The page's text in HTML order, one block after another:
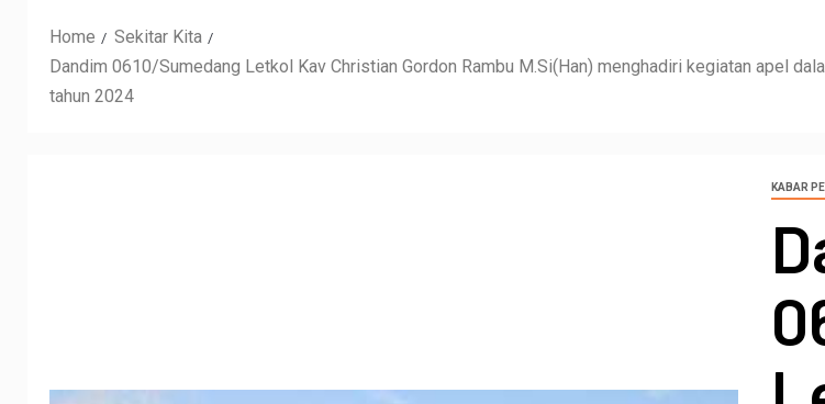
Home
Sekitar Kita
Dandim 0610/Sumedang Letkol Kav Christian Gordon Rambu M.Si(Han) menghadiri kegiatan apel
tahun 2024
KABAR